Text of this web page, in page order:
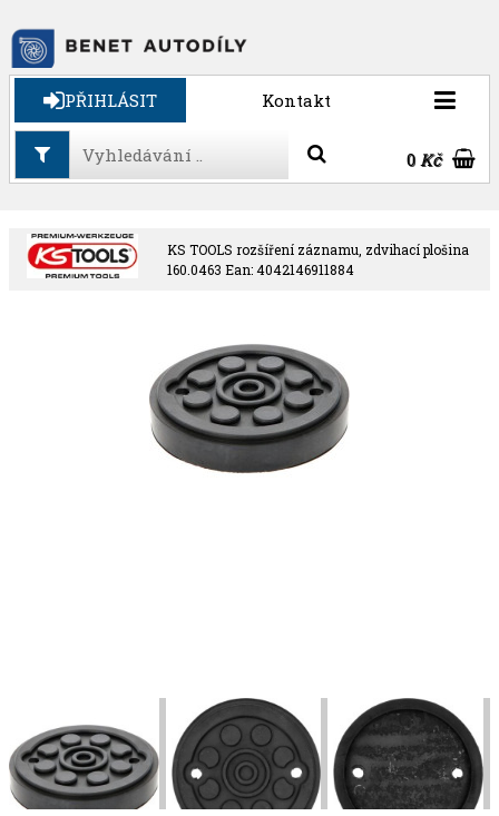
PŘIHLÁSIT Kontakt
0Kč
KS TOOLS rozšíření záznamu, zdvihací plošina
160.0463 Ean: 4042146911884